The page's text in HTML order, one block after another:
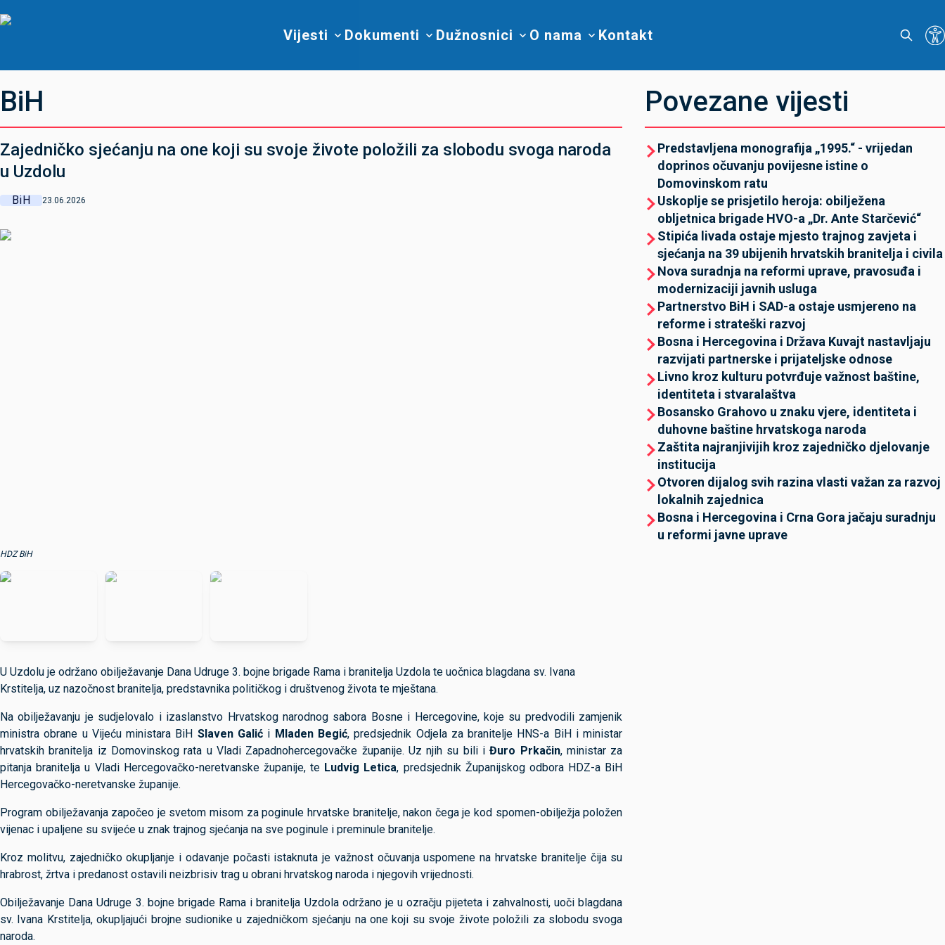
Vijesti Dokumenti Dužnosnici O nama Kontakt
BiH
Zajedničko sjećanju na one koji su svoje živote položili za slobodu svoga naroda
u Uzdolu
BiH 23.06.2026
HDZ BiH
U Uzdolu je održano obilježavanje Dana Udruge 3. bojne brigade Rama i branitelja Uzdola te uočnica blagdana sv. Ivana
Krstitelja, uz nazočnost branitelja, predstavnika političkog i društvenog života te mještana.
Na obilježavanju je sudjelovalo i izaslanstvo Hrvatskog narodnog sabora Bosne i Hercegovine, koje su predvodili zamjenik
ministra obrane u Vijeću ministara BiH Slaven Galić i Mladen Begić, predsjednik Odjela za branitelje HNS-a BiH i ministar
hrvatskih branitelja iz Domovinskog rata u Vladi Zapadnohercegovačke županije. Uz njih su bili iĐuro Prkačin, ministar za
pitanja branitelja u Vladi Hercegovačko-neretvanske županije, te Ludvig Letica, predsjednik Županijskog odbora HDZ-a BiH
Hercegovačko-neretvanske županije.
Program obilježavanja započeo je svetom misom za poginule hrvatske branitelje, nakon čega je kod spomen-obilježja položen
vijenac i upaljene su svijeće u znak trajnog sjećanja na sve poginule i preminule branitelje.
Kroz molitvu, zajedničko okupljanje i odavanje počasti istaknuta je važnost očuvanja uspomene na hrvatske branitelje čija su
hrabrost, žrtva i predanost ostavili neizbrisiv trag u obrani hrvatskog naroda i njegovih vrijednosti.
Obilježavanje Dana Udruge 3. bojne brigade Rama i branitelja Uzdola održano je u ozračju pijeteta i zahvalnosti, uoči blagdana
sv. Ivana Krstitelja, okupljajući brojne sudionike u zajedničkom sjećanju na one koji su svoje živote položili za slobodu svoga
naroda.
Povezane vijesti
Predstavljena monografija „1995.“ - vrijedan
doprinos očuvanju povijesne istine o
Domovinskom ratu
Uskoplje se prisjetilo heroja: obilježena
obljetnica brigade HVO-a „Dr. Ante Starčević“
Stipića livada ostaje mjesto trajnog zavjeta i
sjećanja na 39 ubijenih hrvatskih branitelja i civila
Nova suradnja na reformi uprave, pravosuđa i
modernizaciji javnih usluga
Partnerstvo BiH i SAD-a ostaje usmjereno na
reforme i strateški razvoj
Bosna i Hercegovina i Država Kuvajt nastavljaju
razvijati partnerske i prijateljske odnose
Livno kroz kulturu potvrđuje važnost baštine,
identiteta i stvaralaštva
Bosansko Grahovo u znaku vjere, identiteta i
duhovne baštine hrvatskoga naroda
Zaštita najranjivijih kroz zajedničko djelovanje
institucija
Otvoren dijalog svih razina vlasti važan za razvoj
lokalnih zajednica
Bosna i Hercegovina i Crna Gora jačaju suradnju
u reformi javne uprave